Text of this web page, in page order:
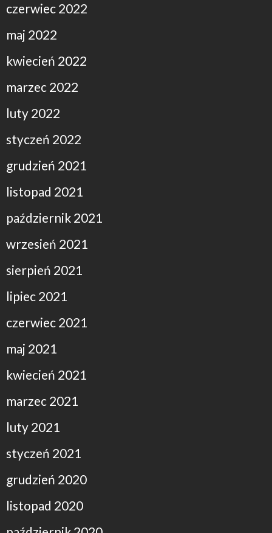
czerwiec 2022
maj 2022
kwiecień 2022
marzec 2022
luty 2022
styczeń 2022
grudzień 2021
listopad 2021
październik 2021
wrzesień 2021
sierpień 2021
lipiec 2021
czerwiec 2021
maj 2021
kwiecień 2021
marzec 2021
luty 2021
styczeń 2021
grudzień 2020
listopad 2020